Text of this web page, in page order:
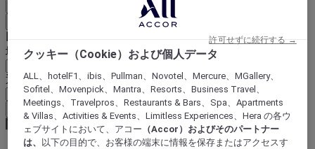
地域
通貨
通貨を確定
クッキー（Cookie）および個人データ
ALL、hotelF1、ibis、Pullman、Novotel、Mercure、MGallery、
Sofitel、Movenpick、Mantra、Resorts、Business Travel、
Meetings、Travelpros、Restaurants & Bars、Spa、Apartments
& Villas、Activities & Events、Limitless Experiences、Hera の各ウ
ェブサイトにおいて、アコー （Accor）およびそのパートナー
は、
以下の目的で、お客様の端末に情報を保存またはアクセスす
許可せずに続行する →